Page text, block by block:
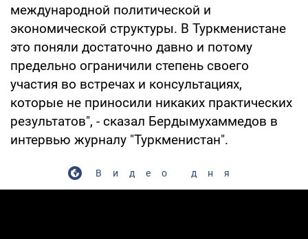
международной политической и
экономической структуры. В Туркменистане
это поняли достаточно давно и потому
предельно ограничили степень своего
участия во встречах и консультациях,
которые не приносили никаких практических
результатов", - сказал Бердымухаммедов в
интервью журналу "Туркменистан".
Видео дня